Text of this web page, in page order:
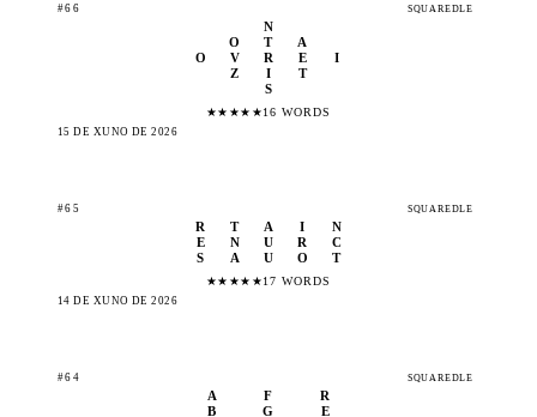
#66 SQUAREDLE
N
O
T
A
O
V R E
I
Z
I
T
S
★★ ★★ ★16 WORDS
15 DE XUÑO DE 2026
#65 SQUAREDLE
R T A I
N
E
N U R
C
S
A U O T
★★ ★★ ★17 WORDS
14 DE XUÑO DE 2026
#64 SQUAREDLE
A F
R
B
G
E